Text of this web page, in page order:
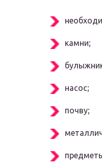
камни;
насос;
почву;